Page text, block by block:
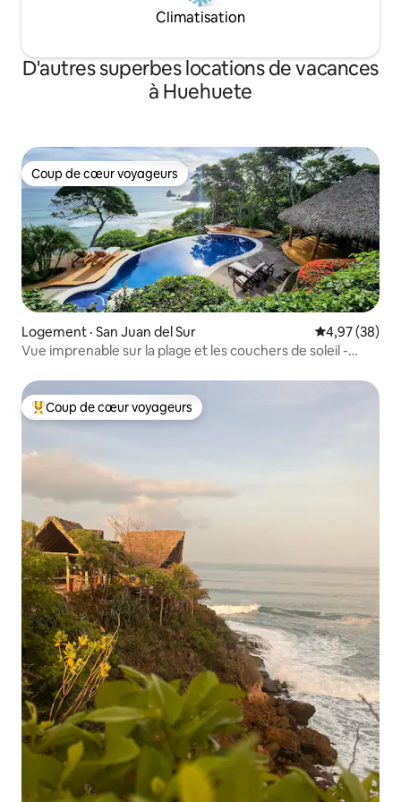
Climatisation
D'autres superbes locations de vacances
à Huehuete
Coup de cœur voyageurs
Coup de cœur voyageurs
Logement · San Juan del Sur Note
4,97 (38)
Vue imprenable sur la plage et les couchers de soleil -
Coup de cœur voyageurs parmi les plus aimés
Coup de cœur voyageurs